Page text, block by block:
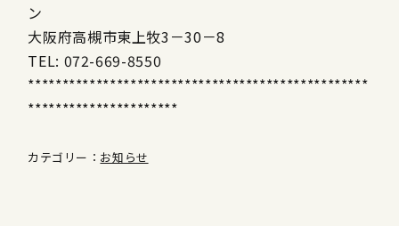
ン
大阪府高槻市東上牧3－30－8
TEL: 072-669-8550
**************************************************
**********************
カテゴリー： お知らせ